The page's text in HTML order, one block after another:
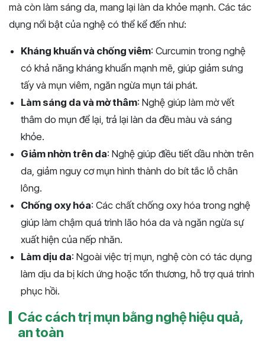
mà còn làm sáng da, mang lại làn da khỏe mạnh. Các tác
dụng nổi bật của nghệ có thể kể đến như:
Kháng khuẩn và chống viêm: Curcumin trong nghệ
có khả năng kháng khuẩn mạnh mẽ, giúp giảm sưng
tấy và mụn viêm, ngăn ngừa mụn tái phát.
Làm sáng da và mờ thâm: Nghệ giúp làm mờ vết
thâm do mụn để lại, trả lại làn da đều màu và sáng
khỏe.
Giảm nhờn trên da: Nghệ giúp điều tiết dầu nhờn trên
da, giảm nguy cơ mụn hình thành do bít tắc lỗ chân
lông.
Chống oxy hóa: Các chất chống oxy hóa trong nghệ
giúp làm chậm quá trình lão hóa da và ngăn ngừa sự
xuất hiện của nếp nhăn.
Làm dịu da: Ngoài việc trị mụn, nghệ còn có tác dụng
làm dịu da bị kích ứng hoặc tổn thương, hỗ trợ quá trình
phục hồi.
Các cách trị mụn bằng nghệ hiệu quả,
an toàn